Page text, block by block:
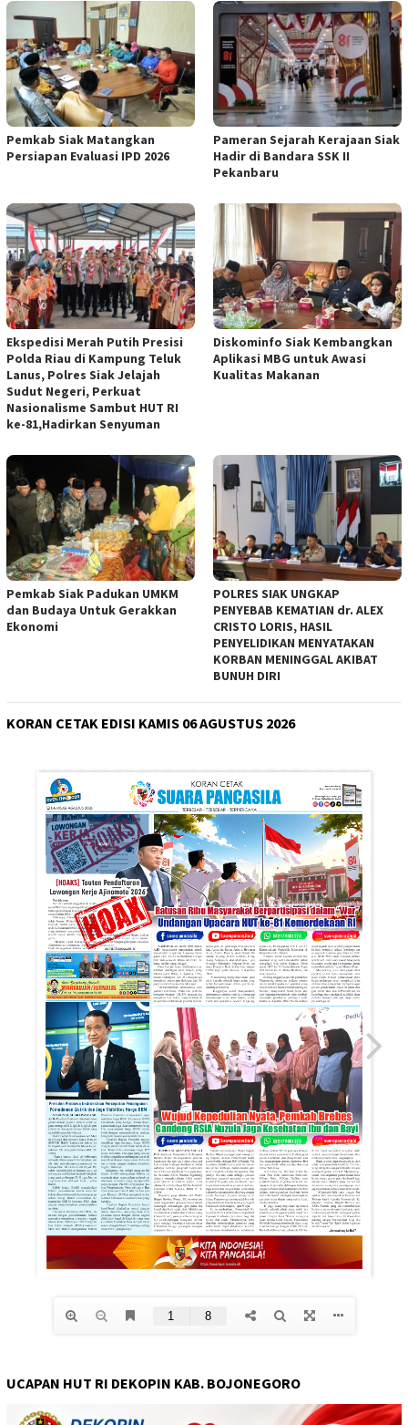
Pemkab Siak Matangkan
Persiapan Evaluasi IPD 2026
Pameran Sejarah Kerajaan Siak
Hadir di Bandara SSK II
Pekanbaru
Ekspedisi Merah Putih Presisi
Polda Riau di Kampung Teluk
Lanus, Polres Siak Jelajah
Sudut Negeri, Perkuat
Nasionalisme Sambut HUT RI
ke-81,Hadirkan Senyuman
Diskominfo Siak Kembangkan
Aplikasi MBG untuk Awasi
Kualitas Makanan
Pemkab Siak Padukan UMKM
dan Budaya Untuk Gerakkan
Ekonomi
POLRES SIAK UNGKAP
PENYEBAB KEMATIAN dr. ALEX
CRISTO LORIS, HASIL
PENYELIDIKAN MENYATAKAN
KORBAN MENINGGAL AKIBAT
BUNUH DIRI
KORAN CETAK EDISI KAMIS 06 AGUSTUS 2026
UCAPAN HUT RI DEKOPIN KAB. BOJONEGORO